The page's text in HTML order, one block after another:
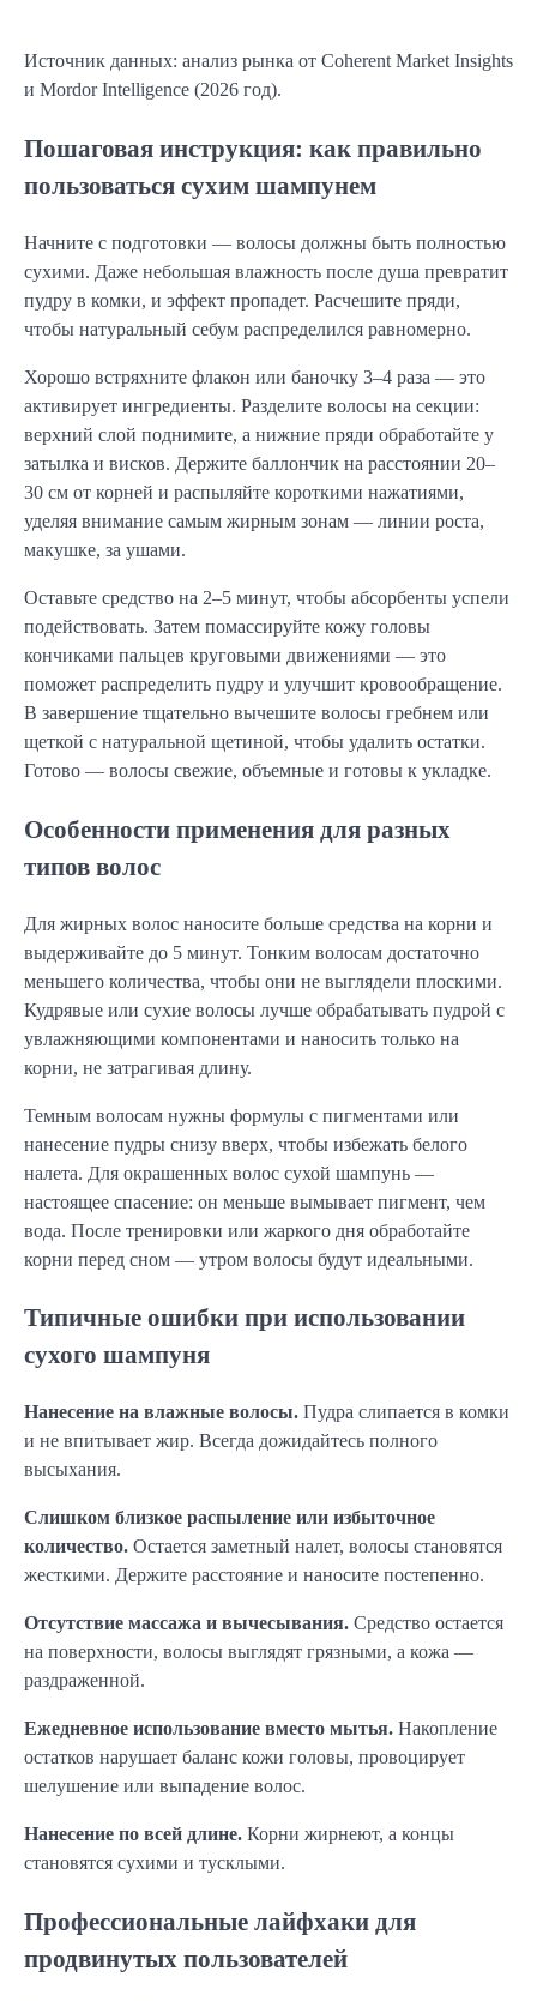
Источник данных: анализ рынка от Coherent Market Insights
и Mordor Intelligence (2026 год).
Пошаговая инструкция: как правильно
пользоваться сухим шампунем
Начните с подготовки — волосы должны быть полностью
сухими. Даже небольшая влажность после душа превратит
пудру в комки, и эффект пропадет. Расчешите пряди,
чтобы натуральный себум распределился равномерно.
Хорошо встряхните флакон или баночку 3–4 раза — это
активирует ингредиенты. Разделите волосы на секции:
верхний слой поднимите, а нижние пряди обработайте у
затылка и висков. Держите баллончик на расстоянии 20–
30 см от корней и распыляйте короткими нажатиями,
уделяя внимание самым жирным зонам — линии роста,
макушке, за ушами.
Оставьте средство на 2–5 минут, чтобы абсорбенты успели
подействовать. Затем помассируйте кожу головы
кончиками пальцев круговыми движениями — это
поможет распределить пудру и улучшит кровообращение.
В завершение тщательно вычешите волосы гребнем или
щеткой с натуральной щетиной, чтобы удалить остатки.
Готово — волосы свежие, объемные и готовы к укладке.
Особенности применения для разных
типов волос
Для жирных волос наносите больше средства на корни и
выдерживайте до 5 минут. Тонким волосам достаточно
меньшего количества, чтобы они не выглядели плоскими.
Кудрявые или сухие волосы лучше обрабатывать пудрой с
увлажняющими компонентами и наносить только на
корни, не затрагивая длину.
Темным волосам нужны формулы с пигментами или
нанесение пудры снизу вверх, чтобы избежать белого
налета. Для окрашенных волос сухой шампунь —
настоящее спасение: он меньше вымывает пигмент, чем
вода. После тренировки или жаркого дня обработайте
корни перед сном — утром волосы будут идеальными.
Типичные ошибки при использовании
сухого шампуня
Нанесение на влажные волосы. Пудра слипается в комки
и не впитывает жир. Всегда дожидайтесь полного
высыхания.
Слишком близкое распыление или избыточное
количество. Остается заметный налет, волосы становятся
жесткими. Держите расстояние и наносите постепенно.
Отсутствие массажа и вычесывания. Средство остается
на поверхности, волосы выглядят грязными, а кожа —
раздраженной.
Ежедневное использование вместо мытья. Накопление
остатков нарушает баланс кожи головы, провоцирует
шелушение или выпадение волос.
Нанесение по всей длине. Корни жирнеют, а концы
становятся сухими и тусклыми.
Профессиональные лайфхаки для
продвинутых пользователей